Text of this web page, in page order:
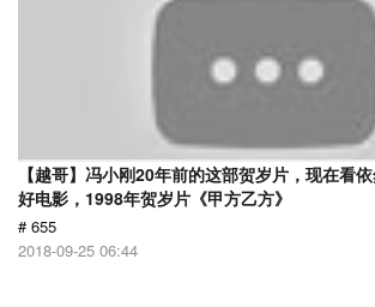
【越哥】冯小刚20年前的这部贺岁片，现在看
好电影，1998年贺岁片《甲方乙方》
# 655
2018-09-25 06:44